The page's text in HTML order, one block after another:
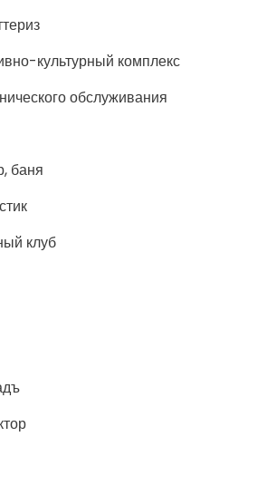
культурный комплекс
обслуживания
баня
клуб